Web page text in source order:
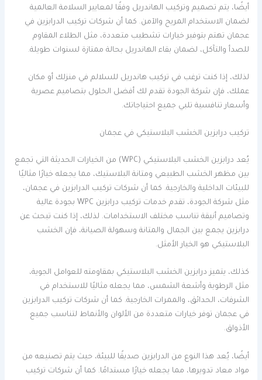
أيضًا، يتم تصميم وتركيب الهاندريل وفقًا لمعايير السلامة العالمية
لضمان الاستخدام المريح والآمن. كما أن شركات تركيب الدرابزين في
عجمان تهتم بتوفير خيارات تشطيب متعددة، مثل الطلاء المقاوم
للصدأ والتآكل، لضمان بقاء الهاندريل بحالة ممتازة لسنوات طويلة.
لذلك، إذا كنت ترغب في تركيب هاندريل للسلالم في منزلك أو مكان
عملك، فإن شركة الجودة تقدم لك أفضل الحلول بتصاميم عصرية
وأسعار تنافسية تلبي جميع احتياجاتك.
تركيب درابزين الخشب البلاستيكي في عجمان
يُعد درابزين الخشب البلاستيكي (WPC) من الخيارات الحديثة التي تجمع
بين مظهر الخشب الطبيعي ومتانة البلاستيك، مما يجعله خيارًا مثاليًا
للبيئات الداخلية والخارجية. كما أن شركات تركيب الدرابزين في عجمان،
مثل شركة الجودة، تقدم خدمات تركيب درابزين WPC بجودة عالية
وتصاميم أنيقة تناسب مختلف الاستخدامات. لذلك، إذا كنت تبحث عن
درابزين يجمع بين الجمال والمتانة وسهولة الصيانة، فإن الخشب
البلاستيكي هو الخيار الأمثل.
كذلك، يتميز درابزين الخشب البلاستيكي بمقاومته للعوامل الجوية،
مثل الرطوبة وأشعة الشمس، مما يجعله مثاليًا للاستخدام في
الشرفات، الحدائق، والممرات الخارجية. كما أن شركات تركيب الدرابزين
في عجمان توفر خيارات متعددة من الألوان والأنماط لتناسب جميع
الأذواق.
أيضًا، يُعد هذا النوع من الدرابزين صديقًا للبيئة، حيث يتم تصنيعه من
مواد معاد تدويرها، مما يجعله خيارًا مستدامًا. كما أن شركات تركيب